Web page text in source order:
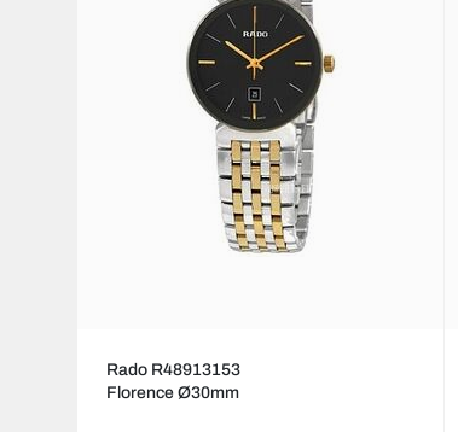
Rado R48913153
Florence Ø30mm